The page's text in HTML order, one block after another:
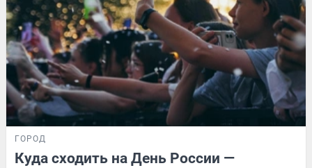
ГОРОД
Куда сходить на День России —